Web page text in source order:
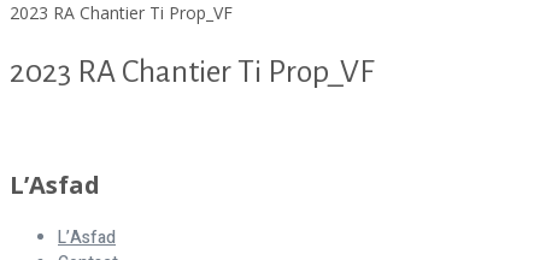
2023 RA Chantier Ti Prop_VF
2023 RA Chantier Ti Prop_VF
L’Asfad
L’Asfad